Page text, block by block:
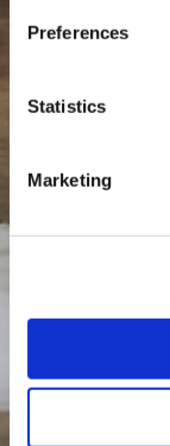
Preferences
Statistics
Marketing